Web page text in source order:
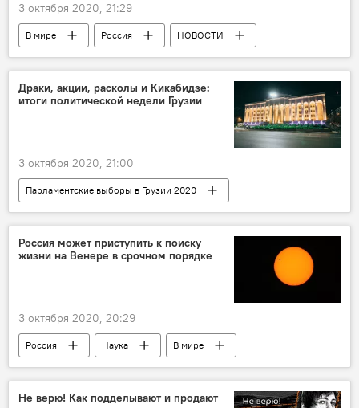
3 октября 2020, 21:29
В мире Россия
НОВОСТИ
Мировая культура
Ленин
Русская православная церковь
Драки, акции, расколы и Кикабидзе:
итоги политической недели Грузии
3 октября 2020, 21:00
Парламентские выборы в Грузии 2020
Предвыборная кампания в Грузии 2020
Обзоры
АНАЛИТИКА
ПОЛИТИКА
Грузия
Вахтанг Кикабидзе
Единое национальное движение
ЦИК Грузии
Россия может приступить к поиску
жизни на Венере в срочном порядке
3 октября 2020, 20:29
Россия Наука
В мире
НОВОСТИ
Не верю! Как подделывают и продают